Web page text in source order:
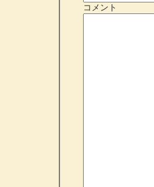
コメント